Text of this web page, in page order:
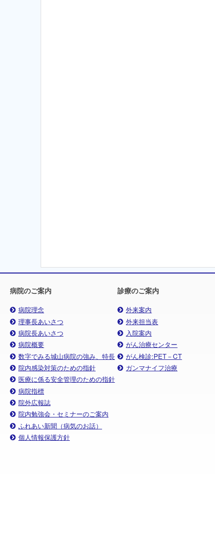
病院のご案内
病院理念
理事長あいさつ
病院長あいさつ
病院概要
数字でみる城山病院の強み、特長
院内感染対策のための指針
医療に係る安全管理のための指針
病院指標
院外広報誌
院内勉強会・セミナーのご案内
ふれあい新聞（病気のお話）
個人情報保護方針
診療のご案内
外来案内
外来担当表
入院案内
がん治療センター
がん検診:PET－CT
ガンマナイフ治療